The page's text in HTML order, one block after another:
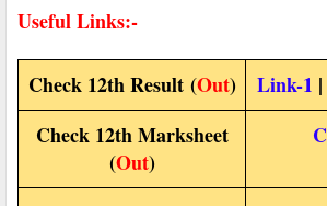
Useful Links:-
Check 12th Result (Out) Link-1 |
Check 12th Marksheet
(Out)